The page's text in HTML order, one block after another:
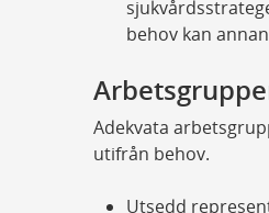
behov kan
Adekvata
utifrån behov.
Utsedd